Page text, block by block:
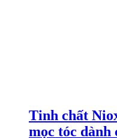
Tinh chất
mọc tóc dành